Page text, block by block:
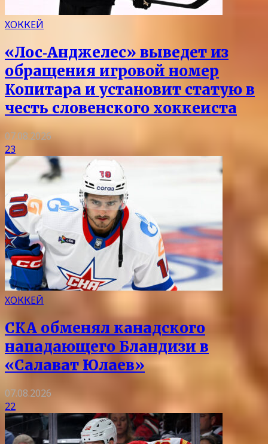
ХОККЕЙ
«Лос‑Анджелес» выведет из
обращения игровой номер
Копитара и установит статую в
честь словенского хоккеиста
07.08.2026
23
ХОККЕЙ
СКА обменял канадского
нападающего Бландизи в
«Салават Юлаев»
07.08.2026
22